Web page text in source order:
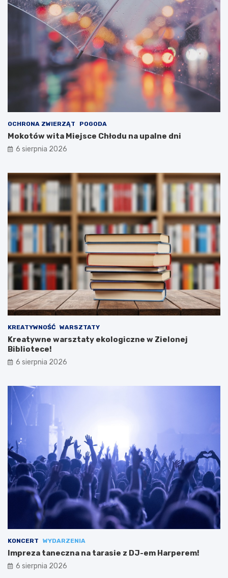
OCHRONA ZWIERZĄT POGODA
Mokotów wita Miejsce Chłodu na upalne dni
6 sierpnia 2026
KREATYWNOŚĆ WARSZTATY
Kreatywne warsztaty ekologiczne w Zielonej
Bibliotece!
6 sierpnia 2026
KONCERT WYDARZENIA
Impreza taneczna na tarasie z DJ-em Harperem!
6 sierpnia 2026